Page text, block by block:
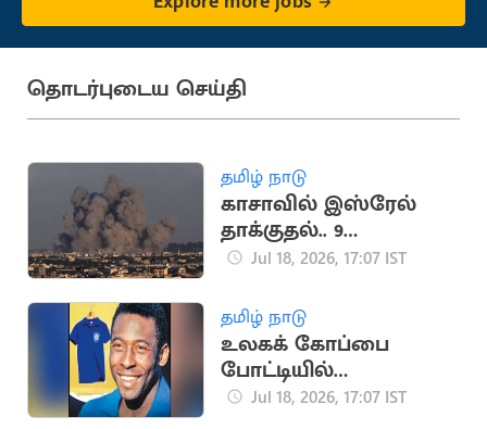
தொடர்புடைய செய்தி
தமிழ் நாடு
காசாவில் இஸ்ரேல்
தாக்குதல்.. 9
பாலஸ்தீனர்கள்
Jul 18, 2026, 17:07 IST
தமிழ் நாடு
உலகக் கோப்பை
போட்டியில்
பயன்படுத்திய பீலே
Jul 18, 2026, 17:07 IST